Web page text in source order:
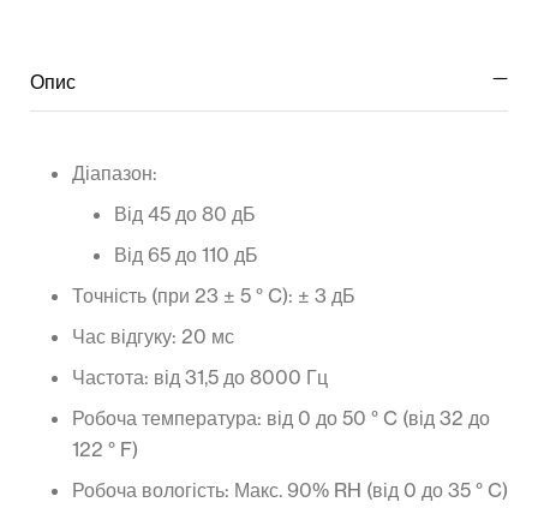
Підкатегорії відсутні.
Опис
Діапазон:
Від 45 до 80 дБ
Від 65 до 110 дБ
Точність (при 23 ± 5 ° C): ± 3 дБ
Час відгуку: 20 мс
Частота: від 31,5 до 8000 Гц
Робоча температура: від 0 до 50 ° C (від 32 до
122 ° F)
Робоча вологість: Макс. 90% RH (від 0 до 35 ° C)